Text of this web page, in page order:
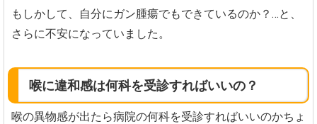
もしかして、自分にガン腫瘍でもできているのか？…と、
さらに不安になっていました。
喉に違和感は何科を受診すればいいの？
喉の異物感が出たら病院の何科を受診すればいいのかちょ